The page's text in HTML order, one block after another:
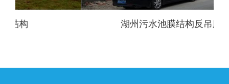
湖州污水池膜结构反吊膜加盖